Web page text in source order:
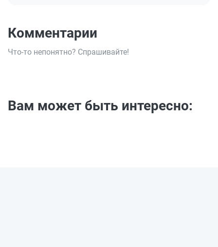
Комментарии
Что-то непонятно? Спрашивайте!
Вам может быть интересно: